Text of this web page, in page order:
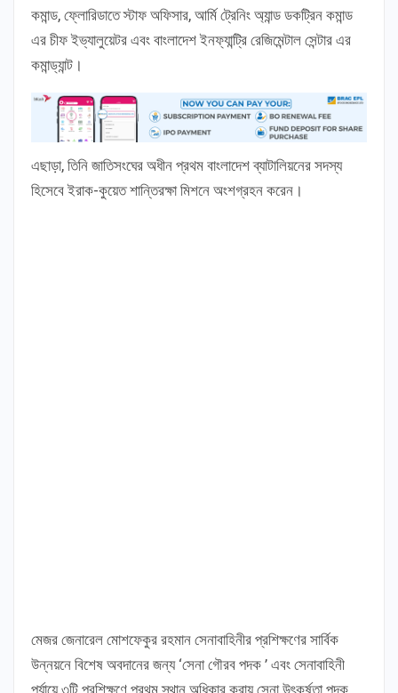
কমান্ড, ফ্লোরিডাতে স্টাফ অফিসার, আর্মি ট্রেনিং অ্যান্ড ডকট্রিন কমান্ড
এর চীফ ইভ্যালুয়েটর এবং বাংলাদেশ ইনফ্যান্ট্রি রেজিমেন্টাল সেন্টার এর
কমান্ড্যান্ট।
এছাড়া, তিনি জাতিসংঘের অধীন প্রথম বাংলাদেশ ব্যাটালিয়নের সদস্য
হিসেবে ইরাক-কুয়েত শান্তিরক্ষা মিশনে অংশগ্রহন করেন।
মেজর জেনারেল মোশফেকুর রহমান সেনাবাহিনীর প্রশিক্ষণের সার্বিক
উন্নয়নে বিশেষ অবদানের জন্য ‘সেনা গৌরব পদক ’ এবং সেনাবাহিনী